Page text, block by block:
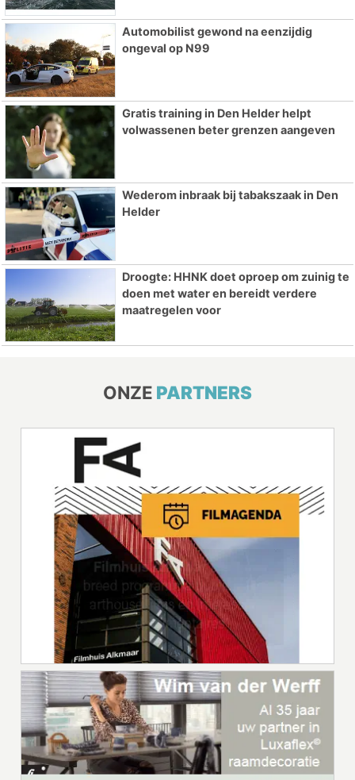
Automobilist gewond na eenzijdig
ongeval op N99
Gratis training in Den Helder helpt
volwassenen beter grenzen aangeven
Wederom inbraak bij tabakszaak in Den
Helder
Droogte: HHNK doet oproep om zuinig te
doen met water en bereidt verdere
maatregelen voor
ONZE PARTNERS